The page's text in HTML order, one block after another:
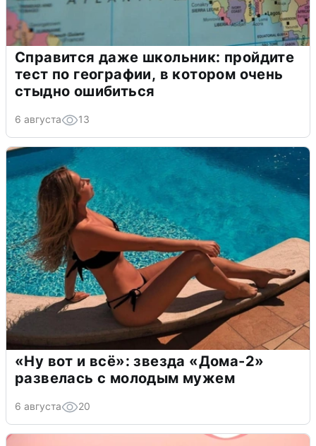
Справится даже школьник: пройдите
тест по географии, в котором очень
стыдно ошибиться
6 августа 13
«Ну вот и всё»: звезда «Дома-2»
развелась с молодым мужем
6 августа 20